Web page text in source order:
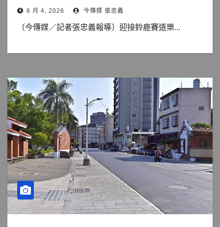
6 月 4, 2026 今傳媒 張忠義
〔今傳媒／記者張忠義報導〕迎接鈴鹿賽道樂...